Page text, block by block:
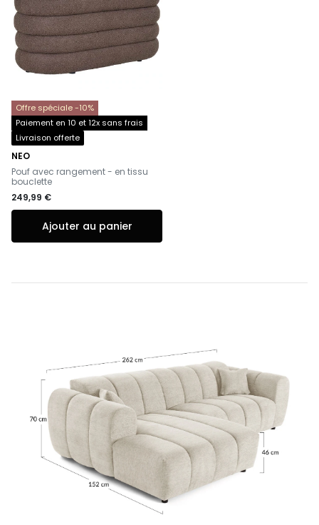
Offre spéciale -10%
Paiement en 10 et 12x sans frais
Livraison offerte
NEO
-
Pouf avec rangement - en tissu
bouclette
249,99 €
Ajouter au panier